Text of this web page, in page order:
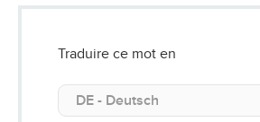
Traduire ce mot en